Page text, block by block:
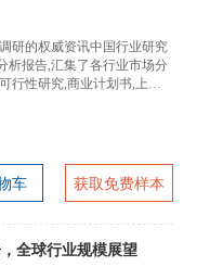
研的权威资讯中国行业研究
析报告,汇集了各行业市场分
行性研究,商业计划书,上市
车 获取免费样本
全球行业规模展望